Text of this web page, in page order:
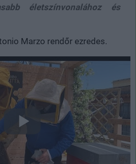
életszínvonalához és
Marzo rendőr ezredes.